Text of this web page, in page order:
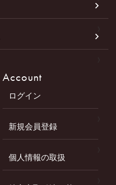
Account
ログイン
新規会員登録
個人情報の取扱